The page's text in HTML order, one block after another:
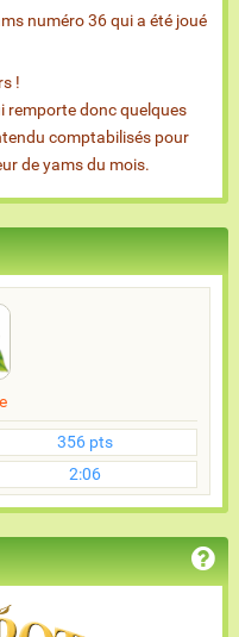
numéro 36 qui a été joué
!
remporte donc quelques
comptabilisés pour
de yams du mois.
356 pts
2:06